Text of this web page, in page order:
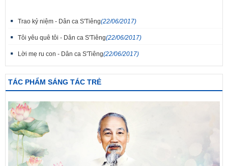
Trao kỷ niệm - Dân ca S'Tiêng(22/06/2017)
Tôi yêu quê tôi - Dân ca S'Tiêng(22/06/2017)
Lời mẹ ru con - Dân ca S'Tiêng(22/06/2017)
TÁC PHẨM SÁNG TÁC TRẺ